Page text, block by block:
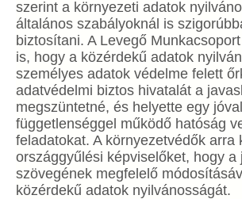
szerint a környezeti adatok
általános szabályoknál is
biztosítani. A Levegő
is, hogy a közérdekű adatok
személyes adatok védelme felett
adatvédelmi biztos hivatalát a
megszüntetné, és helyette egy
függetlenséggel működő hatóság
feladatokat. A környezetvédők arra
országgyűlési képviselőket, hogy a
szövegének megfelelő
közérdekű adatok nyilvánosságát.